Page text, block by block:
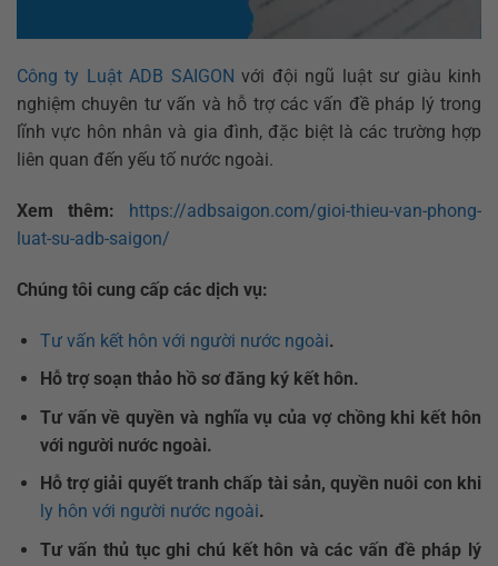
Công ty Luật ADB SAIGON với đội ngũ luật sư giàu kinh
nghiệm chuyên tư vấn và hỗ trợ các vấn đề pháp lý trong
lĩnh vực hôn nhân và gia đình, đặc biệt là các trường hợp
liên quan đến yếu tố nước ngoài.
Xem thêm: https://adbsaigon.com/gioi-thieu-van-phong-
luat-su-adb-saigon/
Chúng tôi cung cấp các dịch vụ:
Tư vấn kết hôn với người nước ngoài.
Hỗ trợ soạn thảo hồ sơ đăng ký kết hôn.
Tư vấn về quyền và nghĩa vụ của vợ chồng khi kết hôn
với người nước ngoài.
Hỗ trợ giải quyết tranh chấp tài sản, quyền nuôi con khi
ly hôn với người nước ngoài.
Tư vấn thủ tục ghi chú kết hôn và các vấn đề pháp lý